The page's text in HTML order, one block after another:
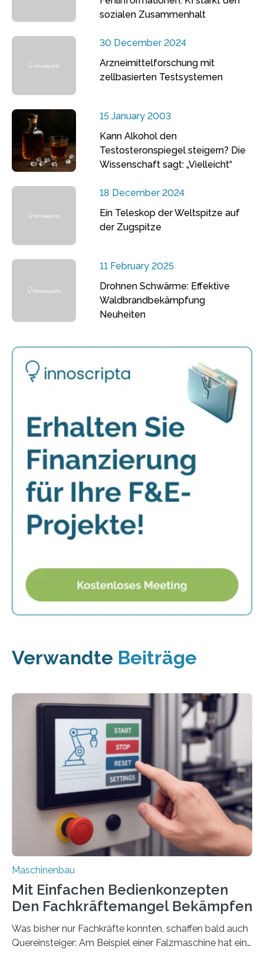
sozialen Zusammenhalt
30 December 2024
Arzneimittelforschung mit
zellbasierten Testsystemen
15 January 2003
Kann Alkohol den
Testosteronspiegel steigern? Die
Wissenschaft sagt: „Vielleicht“
18 December 2024
Ein Teleskop der Weltspitze auf
der Zugspitze
11 February 2025
Drohnen Schwärme: Effektive
Waldbrandbekämpfung
Neuheiten
Verwandte Beiträge
Maschinenbau
Mit Einfachen Bedienkonzepten
Den Fachkräftemangel Bekämpfen
Was bisher nur Fachkräfte konnten, schaffen bald auch
Quereinsteiger: Am Beispiel einer Falzmaschine hat ein